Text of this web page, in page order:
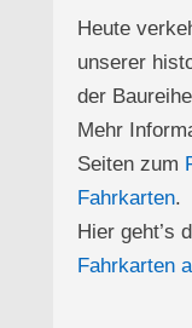
Heute
unserer
der
Mehr
Seiten zum
Fahrkarten.
Hier geht’s
Fahrkarten